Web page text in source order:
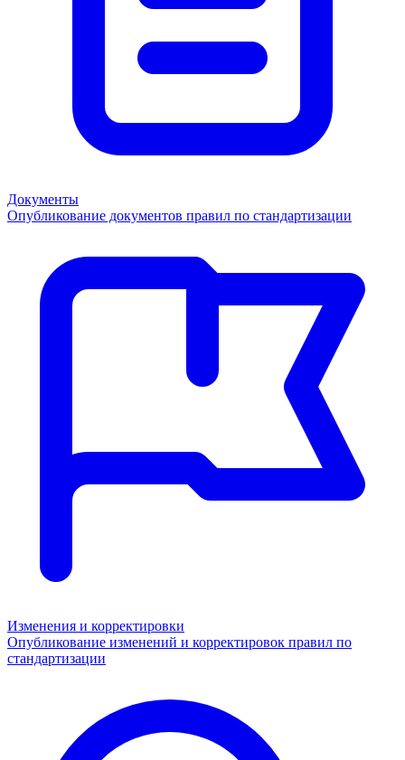
Документы
Опубликование документов правил по стандартизации
Изменения и корректировки
Опубликование изменений и корректировок правил по
стандартизации